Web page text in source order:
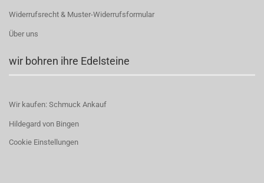
Widerrufsrecht & Muster-Widerrufsformular
Über uns
wir bohren ihre Edelsteine
Wir kaufen: Schmuck Ankauf
Hildegard von Bingen
Cookie Einstellungen